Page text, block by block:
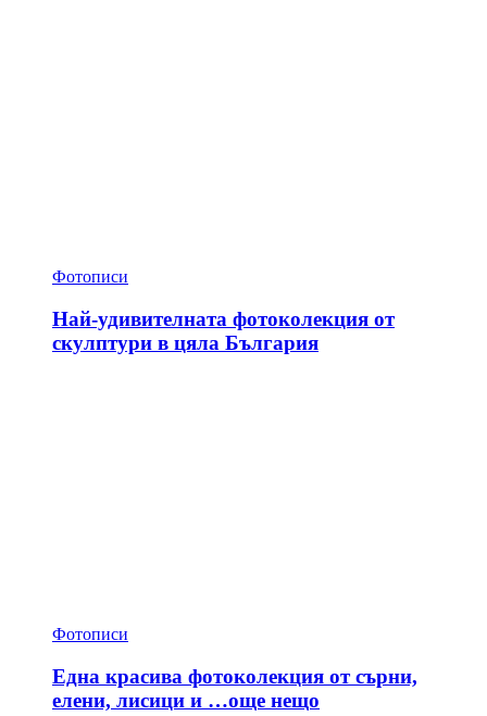
Фотописи
Най-удивителната фотоколекция от
скулптури в цяла България
Фотописи
Една красива фотоколекция от сърни,
елени, лисици и …още нещо